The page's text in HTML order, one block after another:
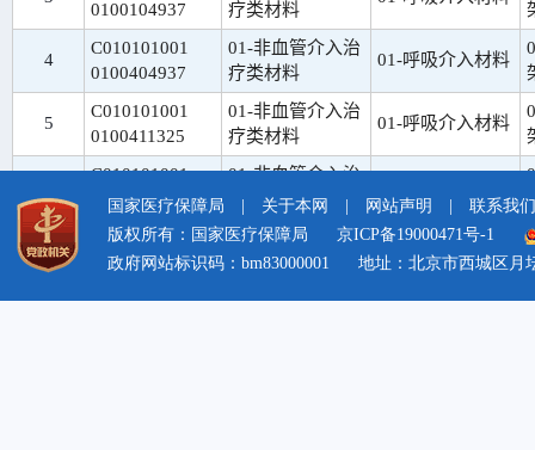
国家医疗保障局 关于本网 网站声明
联系我们
版权所有：国家医疗保障局
京ICP备19000471号-1
政府网站标识码：bm83000001
地址：北京市西城区月